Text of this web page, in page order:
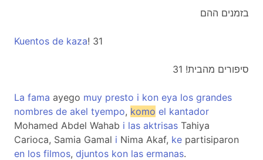
בזמנים ההם
Kuentos de kaza! 31
סיפורים מהבית! 31
La fama ayego muy presto i kon eya los grandes
nombres de akel tyempo, komo el kantador
Mohamed Abdel Wahab i las aktrisas Tahiya
Carioca, Samia Gamal i Nima Akaf, ke partisiparon
en los filmos, djuntos kon las ermanas.